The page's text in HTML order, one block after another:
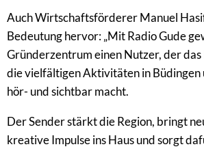
Auch Wirtschaftsförderer Manuel
Bedeutung hervor: „Mit Radio Gude
Gründerzentrum einen Nutzer, der das
die vielfältigen Aktivitäten in Büdingen
hör- und sichtbar macht.
Der Sender stärkt die Region, bringt
kreative Impulse ins Haus und sorgt